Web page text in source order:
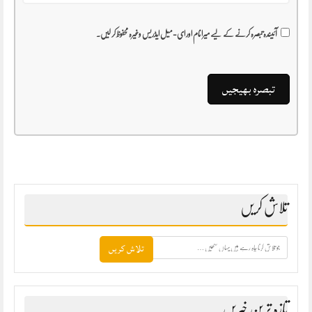
آئیندہ تبصرہ کرنے کے لیے میرا نام اور ای-میل ایڈریس وغیرہ محفوظ کر لیں۔
تلاش کریں
ہیں
تازہ ترین خبریں